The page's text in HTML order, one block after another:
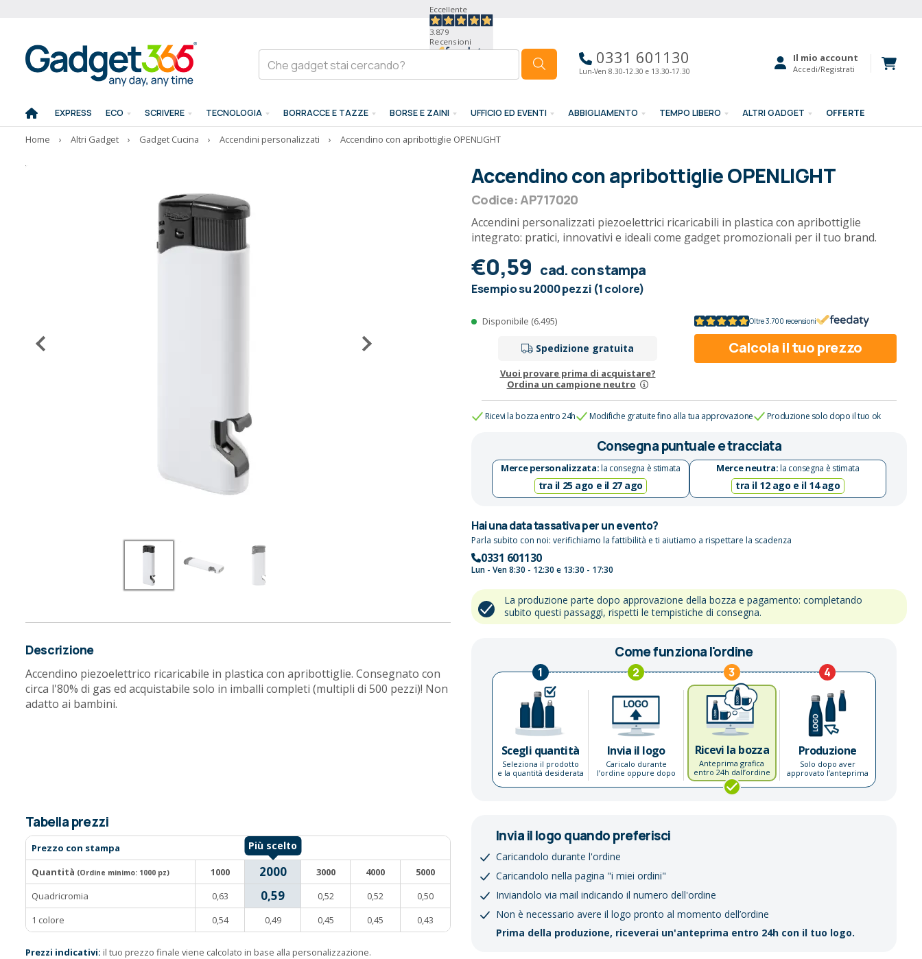
Eccellente
3.879
Recensioni
0331 601130
Lun-Ven 8.30-12.30 e 13.30-17.30
Il mio account
Accedi/Registrati
EXPRESS ECO SCRIVERE TECNOLOGIA BORRACCE E TAZZE BORSE E ZAINI UFFICIO ED EVENTI ABBIGLIAMENTO TEMPO LIBERO ALTRI GADGET OFFERTE
Home › Altri Gadget › Gadget Cucina › Accendini personalizzati › Accendino con apribottiglie OPENLIGHT
Descrizione
Accendino piezoelettrico ricaricabile in plastica con apribottiglie. Consegnato con
circa l'80% di gas ed acquistabile solo in imballi completi (multipli di 500 pezzi)! Non
adatto ai bambini.
Accendino con apribottiglie OPENLIGHT
Codice: AP717020
Accendini personalizzati piezoelettrici ricaricabili in plastica con apribottiglie
integrato: pratici, innovativi e ideali come gadget promozionali per il tuo brand.
€0,59 cad. con stampa
Esempio su 2000 pezzi (1 colore)
Disponibile (6.495)
Spedizione gratuita
Vuoi provare prima di acquistare?
Ordina un campione neutro
Oltre 3.700 recensioni
Calcola il tuo prezzo
Ricevi la bozza entro 24h Modifiche gratuite fino alla tua approvazione Produzione solo dopo il tuo ok
Consegna puntuale e tracciata
Merce personalizzata:la consegna è stimata
tra il 25 ago e il 27 ago
Merce neutra:la consegna è stimata
tra il 12 ago e il 14 ago
Hai una data tassativa per un evento?
Parla subito con noi: verifichiamo la fattibilità e ti aiutiamo a rispettare la scadenza
0331 601130
Lun - Ven 8:30 - 12:30 e 13:30 - 17:30
La produzione parte dopo approvazione della bozza e pagamento: completando
subito questi passaggi, rispetti le tempistiche di consegna.
Come funziona l'ordine
1
Scegli quantità
Seleziona il prodotto
e la quantità desiderata
2
Invia il logo
Caricalo durante
l’ordine oppure dopo
3
Ricevi la bozza
Anteprima grafica
entro 24h dall’ordine
4
Produzione
Solo dopo aver
approvato l’anteprima
Tabella prezzi
Prezzo con stampa
Quantità (Ordine minimo: 1000 pz) 1000 2000 3000 4000
5000
Quadricromia
0,63 0,59 0,52 0,52
0,50
1 colore
0,54 0,49 0,45 0,45 0,43
Prezzi indicativi: il tuo prezzo finale viene calcolato in base alla personalizzazione.
Invia il logo quando preferisci
Caricandolo durante l'ordine
Caricandolo nella pagina "i miei ordini"
Inviandolo via mail indicando il numero dell'ordine
Non è necessario avere il logo pronto al momento dell’ordine
Prima della produzione, riceverai un'anteprima entro 24h con il tuo logo.